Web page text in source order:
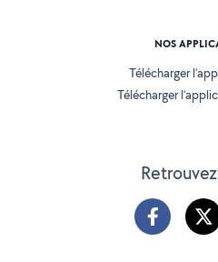
NOS
Télécharger
Télécharger